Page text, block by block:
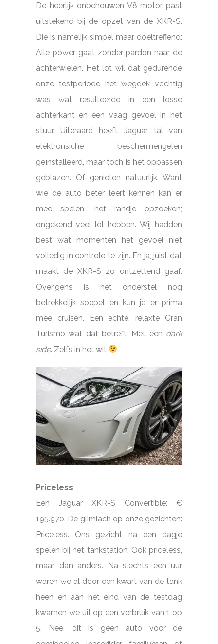
De heerlijk onbehouwen V8 motor past
uitstekend bij de opzet van de XKR-S.
Die is namelijk simpel maar doeltreffend:
Alle power gaat zonder pardon naar de
achterwielen. Het lot wil dat gedurende
onze testperiode het wegdek vochtig
was wat resulteerde in een losse
achterkant en een vaag gevoel in het
stuur. Uiteraard heeft Jaguar tal van
elektronsiche beschermengelen
geïnstalleerd, maar toch is het oppassen
geblazen. Of genieten natuurlijk. Want
wie de auto beter leert kennen kan er
mee spelen, het randje opzoeken;
ongekend veel lol hebben. Wij hadden
best wat momenten het gevoel niet
volledig in controle te zijn. En ja, juist dat
maakt de XKR-S zo ontzettend gaaf.
Overigens is het onderstel nog
betrekkelijk soepel en kun je er prima
mee cruisen. Een echte, relaxte Gran
Turismo wat dat betreft. Met een dark
side. Zelfs in het wit
Priceless
Een Jaguar XKR-S Convertible: €
195.970. De glimlach op onze gezichten:
Priceless. Ons gezicht na een dagje
spelen bij het tankstation: Ook priceless,
maar dan anders. Na slechts een uur
waren we al door een kwart van de tank
heen en aan het eind van de testdag
kwamen we uit op een verbruik van 1 op
5. Nee, dit is geen auto voor de